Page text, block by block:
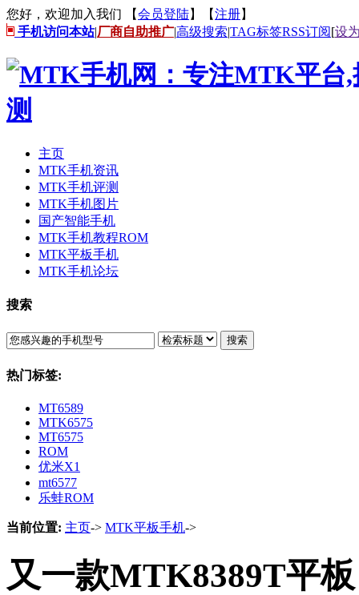
您好，欢迎加入我们 【会员登陆】【注册】
手机访问本站|厂商自助推广|高级搜索|TAG标签RSS订阅[设
主页
MTK手机资讯
MTK手机评测
MTK手机图片
国产智能手机
MTK手机教程ROM
MTK平板手机
MTK手机论坛
搜索
搜索
热门标签:
MT6589
MTK6575
MT6575
ROM
优米X1
mt6577
乐蛙ROM
当前位置: 主页-> MTK平板手机->
又一款MTK8389T平